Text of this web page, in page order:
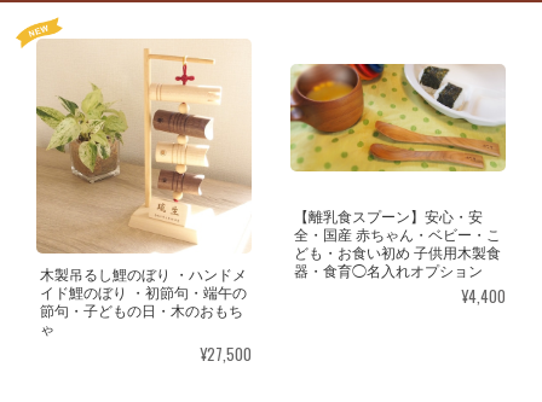
木製吊るし鯉のぼり ・ハンドメ
イド鯉のぼり ・初節句・端午の
節句・子どもの日・木のおもち
ゃ
¥27,500
【離乳食スプーン】安心・安
全・国産 赤ちゃん・ベビー・こ
ども・お食い初め 子供用木製食
器・食育◯名入れオプション
¥4,400